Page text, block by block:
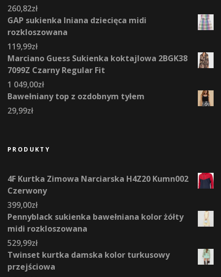
260,82zł
GAP sukienka lniana dziecięca midi
rozkloszowana
119,99zł
Marciano Guess Sukienka koktajlowa 2BGK38
7099Z Czarny Regular Fit
1 049,00zł
Bawełniany top z ozdobnym tyłem
29,99zł
PRODUKTY
4F Kurtka Zimowa Narciarska H4Z20 Kumn002
Czerwony
399,00zł
Pennyblack sukienka bawełniana kolor żółty
midi rozkloszowana
529,99zł
Twinset kurtka damska kolor turkusowy
przejściowa